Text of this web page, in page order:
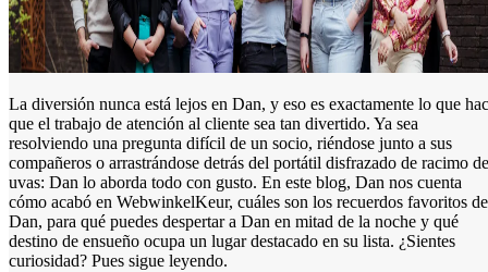
La diversión nunca está lejos en Dan, y eso es exactamente lo que
que el trabajo de atención al cliente sea tan divertido. Ya sea
resolviendo una pregunta difícil de un socio, riéndose junto a sus
compañeros o arrastrándose detrás del portátil disfrazado de racimo de
uvas: Dan lo aborda todo con gusto. En este blog, Dan nos cuenta
cómo acabó en WebwinkelKeur, cuáles son los recuerdos favoritos de
Dan, para qué puedes despertar a Dan en mitad de la noche y qué
destino de ensueño ocupa un lugar destacado en su lista. ¿Sientes
curiosidad? Pues sigue leyendo.